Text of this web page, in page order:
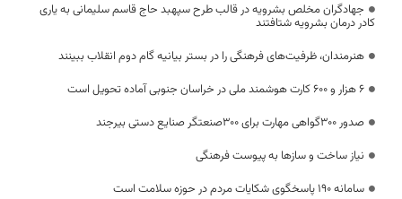
جهادگران مخلص بشرویه در قالب طرح سپهبد حاج قاسم سلیمانی به یاری
کادر درمان بشرویه شتافتند
هنرمندان، ظرفیت‌های فرهنگی را در بستر بیانیه گام دوم انقلاب ببینند
۶ هزار و ۶۰۰ کارت هوشمند ملی در خراسان جنوبی آماده تحویل است
صدور ۳۰۰گواهی مهارت برای ۳۰۰صنعتگر صنایع دستی بیرجند
نیاز ساخت و سازها به پیوست فرهنگی
سامانه ۱۹۰ پاسخگوی شکایات مردم در حوزه سلامت است